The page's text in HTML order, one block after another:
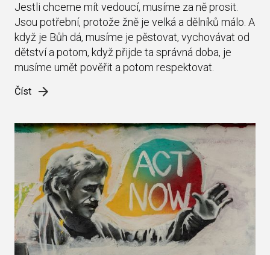
Jestli chceme mít vedoucí, musíme za ně prosit.
Jsou potřební, protože žně je velká a dělníků málo. A
když je Bůh dá, musíme je pěstovat, vychovávat od
dětství a potom, když přijde ta správná doba, je
musíme umět pověřit a potom respektovat.
Číst